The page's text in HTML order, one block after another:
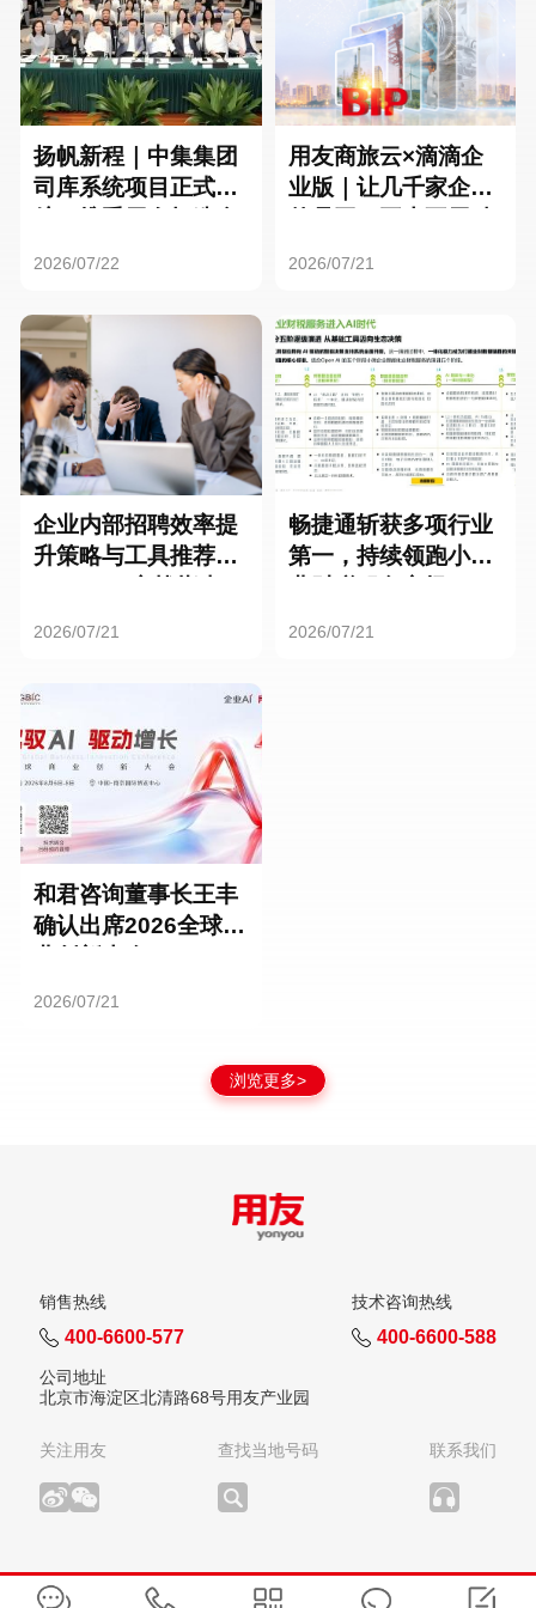
扬帆新程｜中集集团
司库系统项目正式启
2026/07/22
用友商旅云×滴滴企
业版｜让几千家企业
2026/07/21
企业内部招聘效率提
升策略与工具推荐：
2026/07/21
畅捷通斩获多项行业
第一，持续领跑小微
2026/07/21
和君咨询董事长王丰
确认出席2026全球商
2026/07/21
浏览更多>
销售热线
400-6600-577
技术咨询热线
400-6600-588
公司地址
北京市海淀区北清路68号用友产业园
关注用友 查找当地号码 联系我们
版权所有：用友网络科技股份有限公司